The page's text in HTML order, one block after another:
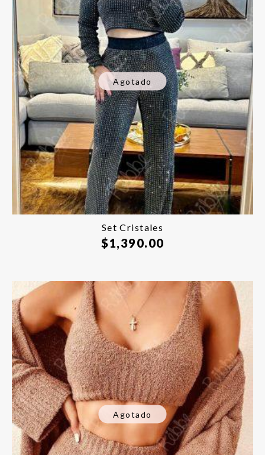
Agotado
Set Cristales
$1,390.00
Agotado